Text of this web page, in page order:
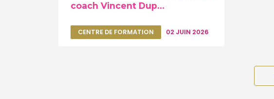
coach Vincent Dup...
CENTRE DE FORMATION 02 JUIN 2026